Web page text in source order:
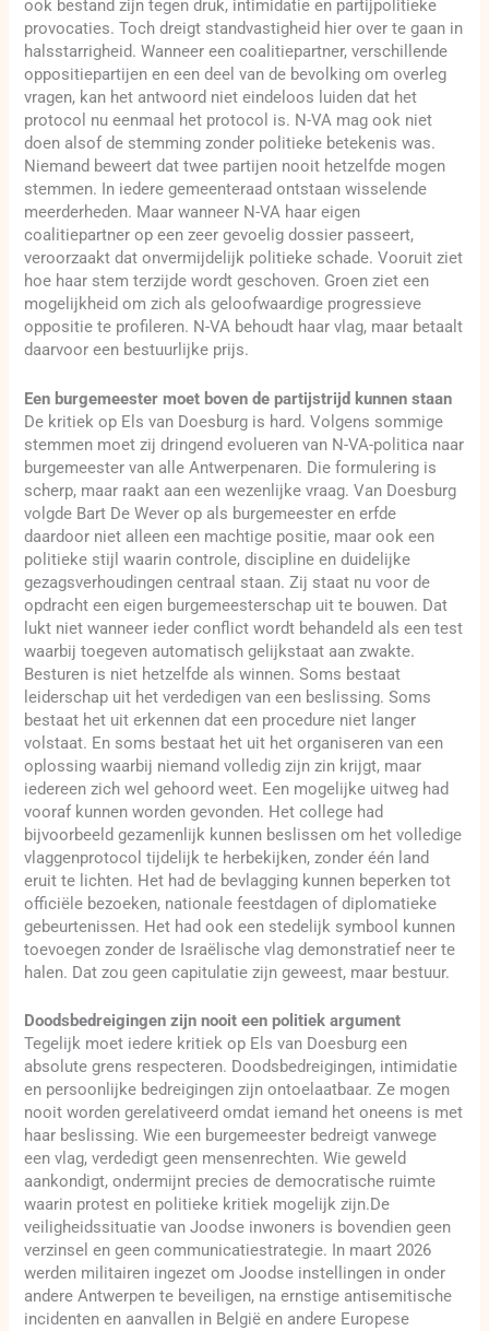
ook bestand zijn tegen druk, intimidatie en partijpolitieke
provocaties. Toch dreigt standvastigheid hier over te gaan in
halsstarrigheid. Wanneer een coalitiepartner, verschillende
oppositiepartijen en een deel van de bevolking om overleg
vragen, kan het antwoord niet eindeloos luiden dat het
protocol nu eenmaal het protocol is. N-VA mag ook niet
doen alsof de stemming zonder politieke betekenis was.
Niemand beweert dat twee partijen nooit hetzelfde mogen
stemmen. In iedere gemeenteraad ontstaan wisselende
meerderheden. Maar wanneer N-VA haar eigen
coalitiepartner op een zeer gevoelig dossier passeert,
veroorzaakt dat onvermijdelijk politieke schade. Vooruit ziet
hoe haar stem terzijde wordt geschoven. Groen ziet een
mogelijkheid om zich als geloofwaardige progressieve
oppositie te profileren. N-VA behoudt haar vlag, maar betaalt
daarvoor een bestuurlijke prijs.
Een burgemeester moet boven de partijstrijd kunnen staan
De kritiek op Els van Doesburg is hard. Volgens sommige
stemmen moet zij dringend evolueren van N-VA-politica naar
burgemeester van alle Antwerpenaren. Die formulering is
scherp, maar raakt aan een wezenlijke vraag. Van Doesburg
volgde Bart De Wever op als burgemeester en erfde
daardoor niet alleen een machtige positie, maar ook een
politieke stijl waarin controle, discipline en duidelijke
gezagsverhoudingen centraal staan. Zij staat nu voor de
opdracht een eigen burgemeesterschap uit te bouwen. Dat
lukt niet wanneer ieder conflict wordt behandeld als een test
waarbij toegeven automatisch gelijkstaat aan zwakte.
Besturen is niet hetzelfde als winnen. Soms bestaat
leiderschap uit het verdedigen van een beslissing. Soms
bestaat het uit erkennen dat een procedure niet langer
volstaat. En soms bestaat het uit het organiseren van een
oplossing waarbij niemand volledig zijn zin krijgt, maar
iedereen zich wel gehoord weet. Een mogelijke uitweg had
vooraf kunnen worden gevonden. Het college had
bijvoorbeeld gezamenlijk kunnen beslissen om het volledige
vlaggenprotocol tijdelijk te herbekijken, zonder één land
eruit te lichten. Het had de bevlagging kunnen beperken tot
officiële bezoeken, nationale feestdagen of diplomatieke
gebeurtenissen. Het had ook een stedelijk symbool kunnen
toevoegen zonder de Israëlische vlag demonstratief neer te
halen. Dat zou geen capitulatie zijn geweest, maar bestuur.
Doodsbedreigingen zijn nooit een politiek argument
Tegelijk moet iedere kritiek op Els van Doesburg een
absolute grens respecteren. Doodsbedreigingen, intimidatie
en persoonlijke bedreigingen zijn ontoelaatbaar. Ze mogen
nooit worden gerelativeerd omdat iemand het oneens is met
haar beslissing. Wie een burgemeester bedreigt vanwege
een vlag, verdedigt geen mensenrechten. Wie geweld
aankondigt, ondermijnt precies de democratische ruimte
waarin protest en politieke kritiek mogelijk zijn.De
veiligheidssituatie van Joodse inwoners is bovendien geen
verzinsel en geen communicatiestrategie. In maart 2026
werden militairen ingezet om Joodse instellingen in onder
andere Antwerpen te beveiligen, na ernstige antisemitische
incidenten en aanvallen in België en andere Europese